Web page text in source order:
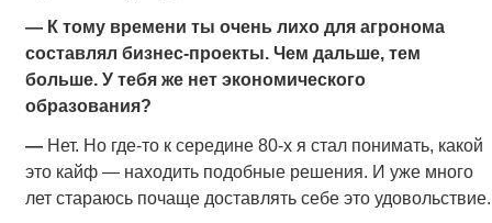
— К тому времени ты очень лихо для агронома
составлял бизнес-проекты. Чем дальше, тем
больше. У тебя же нет экономического
образования?
— Нет. Но где-то к середине 80-х я стал понимать, какой
это кайф — находить подобные решения. И уже много
лет стараюсь почаще доставлять себе это удовольствие.